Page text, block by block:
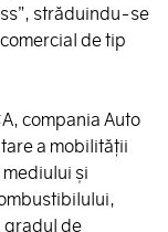
străduindu-se
de tip
compania Auto
a mobilităţii
şi
gradul de